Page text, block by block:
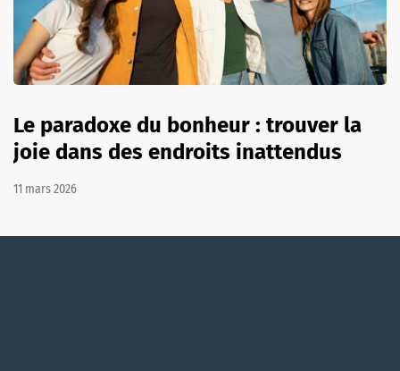
Le paradoxe du bonheur : trouver la
joie dans des endroits inattendus
11 mars 2026